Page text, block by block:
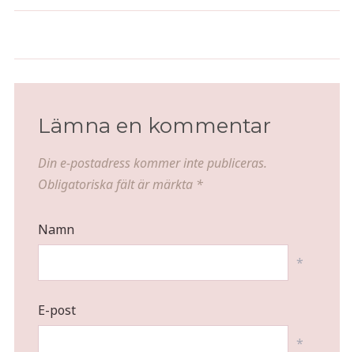
Lämna en kommentar
Din e-postadress kommer inte publiceras.
Obligatoriska fält är märkta *
Namn
*
E-post
*